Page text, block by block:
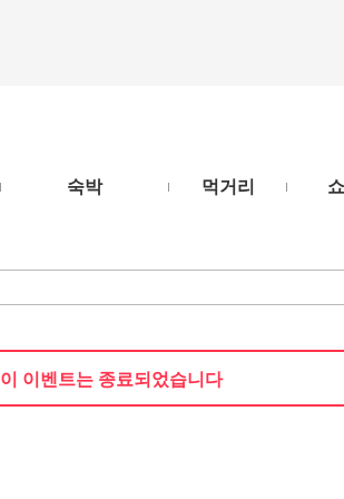
숙박 먹거리
이 이벤트는 종료되었습니다